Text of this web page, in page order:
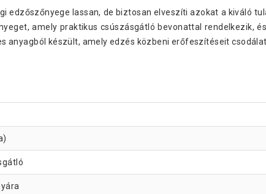
edzőszőnyege lassan, de biztosan elveszíti azokat a kiváló
amely praktikus csúszásgátló bevonattal rendelkezik,
anyagból készült, amely edzés közbeni erőfeszítéseit